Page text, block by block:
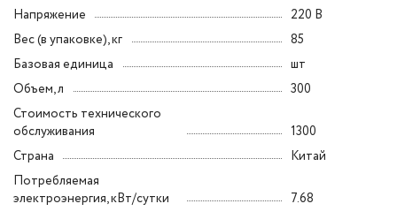
Напряжение
220 В
Вес (в упаковке), кг
85
Базовая единица
шт
Объем, л
300
Стоимость технического
обслуживания
1300
Страна
Китай
Потребляемая
электроэнергия, кВт/сутки
7.68